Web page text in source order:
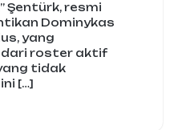
Şentürk, resmi
Dominykas
yang
dari roster aktif
tidak
[…]